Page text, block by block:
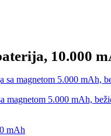
10.000
magnetom 5.000 mAh,